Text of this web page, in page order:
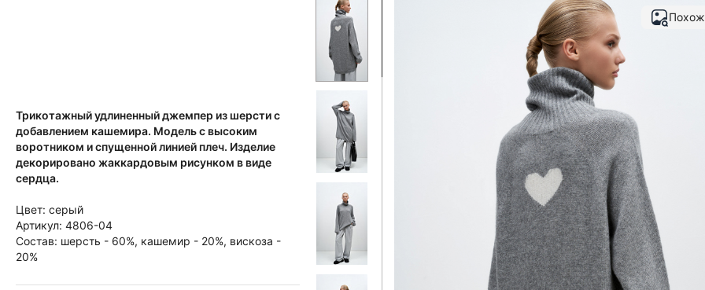
Трикотажный удлиненный джемпер из шерсти с
добавлением кашемира. Модель с высоким
воротником и спущенной линией плеч. Изделие
декорировано жаккардовым рисунком в виде
сердца.
Цвет: серый
Артикул: 4806-04
Состав: шерсть - 60%, кашемир - 20%, вискоза -
20%